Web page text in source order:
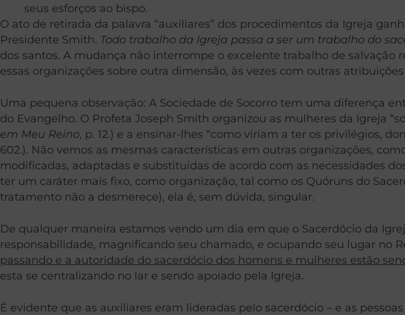
seus esforços ao bispo.
O ato de retirada da palavra “auxiliares” dos procedimentos da Igreja
Presidente Smith. Todo trabalho da Igreja passa a ser um trabalho do
dos santos. A mudança não interrompe o excelente trabalho de salvação
essas organizações sobre outra dimensão, às vezes com outras atribuições
Uma pequena observação: A Sociedade de Socorro tem uma diferença
do Evangelho. O Profeta Joseph Smith organizou as mulheres da Igreja
em Meu Reino, p. 12.) e a ensinar-lhes “como viriam a ter os privilégios,
602.). Não vemos as mesmas características em outras organizações,
modificadas, adaptadas e substituídas de acordo com as necessidades
ter um caráter mais fixo, como organização, tal como os Quóruns do
tratamento não a desmerece), ela é, sem dúvida, singular.
De qualquer maneira estamos vendo um dia em que o Sacerdócio da
responsabilidade, magnificando seu chamado, e ocupando seu lugar no
passando e a autoridade do sacerdócio dos homens e mulheres estão
esta se centralizando no lar e sendo apoiado pela Igreja.
É evidente que as auxiliares eram lideradas pelo sacerdócio – e as